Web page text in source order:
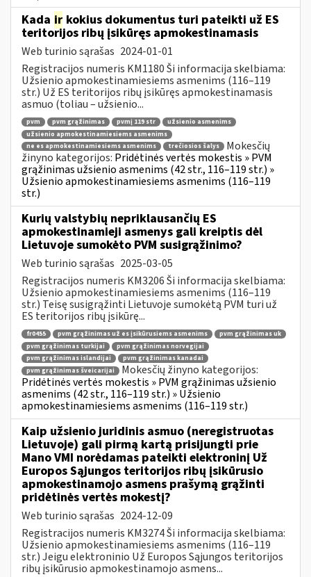
Kada ir kokius dokumentus turi pateikti už ES
teritorijos ribų įsikūręs apmokestinamasis
Web turinio sąrašas 2024-01-01
Registracijos numeris KM1180 Ši informacija skelbiama:
Užsienio apmokestinamiesiems asmenims (116–119
str.) Už ES teritorijos ribų įsikūręs apmokestinamasis
asmuo (toliau – užsienio...
pvm pvm grąžinimas pvmį 119 str
užsienio asmenims
užsienio apmokestinamiesiems asmenims
ne es apmokestinamiesiems asmenims
trečiosios šalys
Mokesčių
žinyno kategorijos: Pridėtinės vertės mokestis » PVM
grąžinimas užsienio asmenims (42 str., 116–119 str.) »
Užsienio apmokestinamiesiems asmenims (116–119
str.)
Kurių valstybių nepriklausančių ES
apmokestinamieji asmenys gali kreiptis dėl
Lietuvoje sumokėto PVM susigrąžinimo?
Web turinio sąrašas 2025-03-05
Registracijos numeris KM3206 Ši informacija skelbiama:
Užsienio apmokestinamiesiems asmenims (116–119
str.) Teisę susigrąžinti Lietuvoje sumokėtą PVM turi už
ES teritorijos ribų įsikūrę...
fr0455 pvm grąžinimas už es įsikūrusiems asmenims
pvm grąžinimas uk
pvm grąžinimas turkijai
pvm grąžinimas norvegijai
pvm grąžinimas islandijai
pvm grąžinimas kanadai
pvm grąžinimas šveicarijai
Mokesčių žinyno kategorijos:
Pridėtinės vertės mokestis » PVM grąžinimas užsienio
asmenims (42 str., 116–119 str.) » Užsienio
apmokestinamiesiems asmenims (116–119 str.)
Kaip užsienio juridinis asmuo (neregistruotas
Lietuvoje) gali pirmą kartą prisijungti prie
Mano VMI norėdamas pateikti elektroninį Už
Europos Sąjungos teritorijos ribų įsikūrusio
apmokestinamojo asmens prašymą grąžinti
pridėtinės vertės mokestį?
Web turinio sąrašas 2024-12-09
Registracijos numeris KM3274 Ši informacija skelbiama:
Užsienio apmokestinamiesiems asmenims (116–119
str.) Jeigu elektroninio Už Europos Sąjungos teritorijos
ribų įsikūrusio apmokestinamojo asmens...